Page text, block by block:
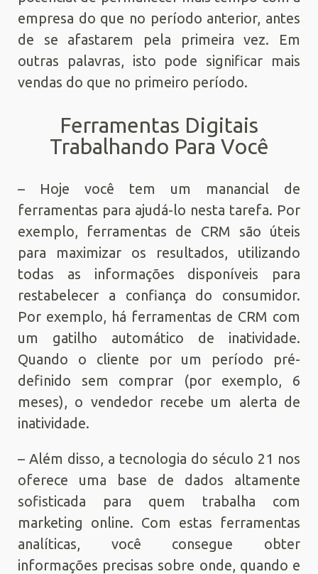
empresa do que no período anterior, antes
de se afastarem pela primeira vez. Em
outras palavras, isto pode significar mais
vendas do que no primeiro período.
Ferramentas Digitais
Trabalhando Para Você
– Hoje você tem um manancial de
ferramentas para ajudá-lo nesta tarefa. Por
exemplo, ferramentas de CRM são úteis
para maximizar os resultados, utilizando
todas as informações disponíveis para
restabelecer a confiança do consumidor.
Por exemplo, há ferramentas de CRM com
um gatilho automático de inatividade.
Quando o cliente por um período pré-
definido sem comprar (por exemplo, 6
meses), o vendedor recebe um alerta de
inatividade.
– Além disso, a tecnologia do século 21 nos
oferece uma base de dados altamente
sofisticada para quem trabalha com
marketing online. Com estas ferramentas
analíticas, você consegue obter
informações precisas sobre onde, quando e